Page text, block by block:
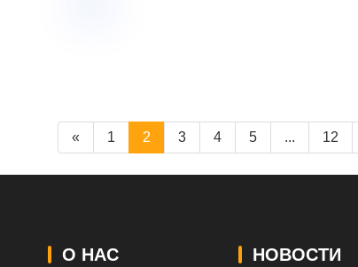
« 1 2 3 4 5 ... 12
О НАС НОВОСТИ